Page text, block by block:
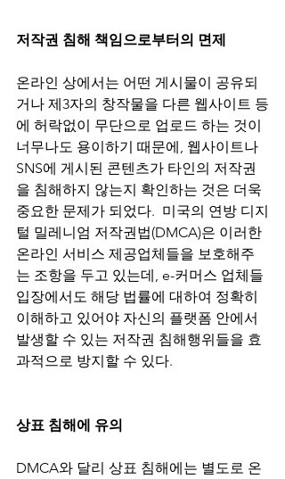
저작권 침해 책임으로부터의 면제
온라인 상에서는 어떤 게시물이 공유되
거나 제3자의 창작물을 다른 웹사이트 등
에 허락없이 무단으로 업로드 하는 것이
너무나도 용이하기 때문에, 웹사이트나
SNS에 게시된 콘텐츠가 타인의 저작권
을 침해하지 않는지 확인하는 것은 더욱
중요한 문제가 되었다.  미국의 연방 디지
털 밀레니엄 저작권법(DMCA)은 이러한
온라인 서비스 제공업체들을 보호해주
는 조항을 두고 있는데, e-커머스 업체들
입장에서도 해당 법률에 대하여 정확히
이해하고 있어야 자신의 플랫폼 안에서
발생할 수 있는 저작권 침해행위들을 효
과적으로 방지할 수 있다.
상표 침해에 유의
DMCA와 달리 상표 침해에는 별도로 온